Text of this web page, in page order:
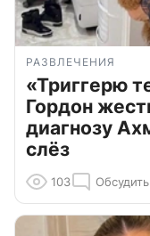
РАЗВЛЕЧЕНИЯ
«Триггерю
Гордон
диагнозу
слёз
103 Обсудить